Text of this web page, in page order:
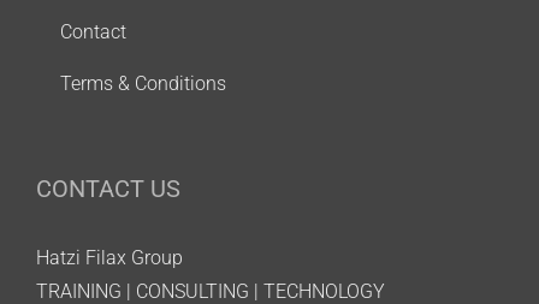
Contact
Terms & Conditions
CONTACT US
Hatzi Filax Group
TRAINING | CONSULTING | TECHNOLOGY